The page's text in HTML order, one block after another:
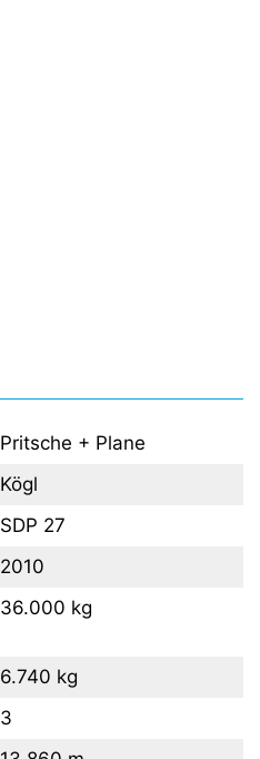
Pritsche + Plane
Kögl
SDP 27
2010
36.000 kg
6.740 kg
3